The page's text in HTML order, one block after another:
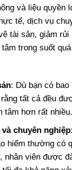
và liệu quyền
tế, dịch vụ
tài sản, giảm
trong suốt
: Dù bạn có bao
tất cả đều
tâm hơn rất nhiều.
chuyên nghiệp
hiểm thường có
nhân viên được